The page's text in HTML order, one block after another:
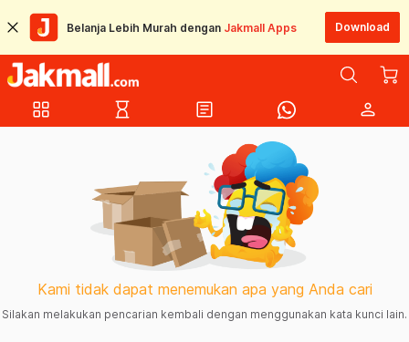
Belanja Lebih Murah dengan Jakmall Apps Download
grid_view hourglass_empty article person
Kami tidak dapat menemukan apa yang Anda cari
Silakan melakukan pencarian kembali dengan menggunakan kata kunci lain.